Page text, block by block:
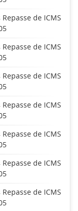
de ICMS
de ICMS
de ICMS
de ICMS
de ICMS
de ICMS
de ICMS